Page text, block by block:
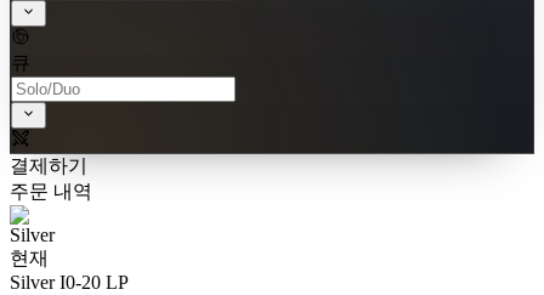
큐
결제하기
주문 내역
현재
Silver I0-20 LP